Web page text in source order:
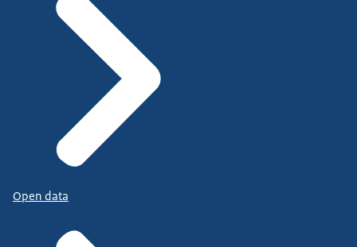
Open data